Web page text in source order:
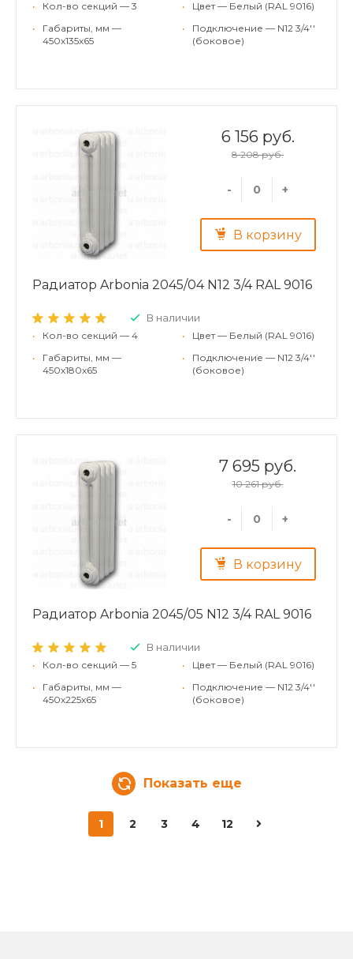
•
Кол-во секций — 3
•
Габариты, мм —
450x135x65
•
Цвет — Белый (RAL 9016)
•
Подключение — N12 3/4''
(боковое)
6 156 руб.
8 208 руб.
- +
В корзину
Радиатор Arbonia 2045/04 N12 3/4 RAL 9016
В наличии
•
Кол-во секций — 4
•
Габариты, мм —
450x180x65
•
Цвет — Белый (RAL 9016)
•
Подключение — N12 3/4''
(боковое)
7 695 руб.
10 261 руб.
- +
В корзину
Радиатор Arbonia 2045/05 N12 3/4 RAL 9016
В наличии
•
Кол-во секций — 5
•
Габариты, мм —
450x225x65
•
Цвет — Белый (RAL 9016)
•
Подключение — N12 3/4''
(боковое)
Показать еще
1 2 3 4 12